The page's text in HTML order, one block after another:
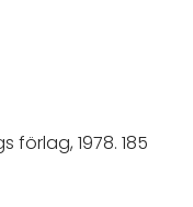
förlag, 1978. 185